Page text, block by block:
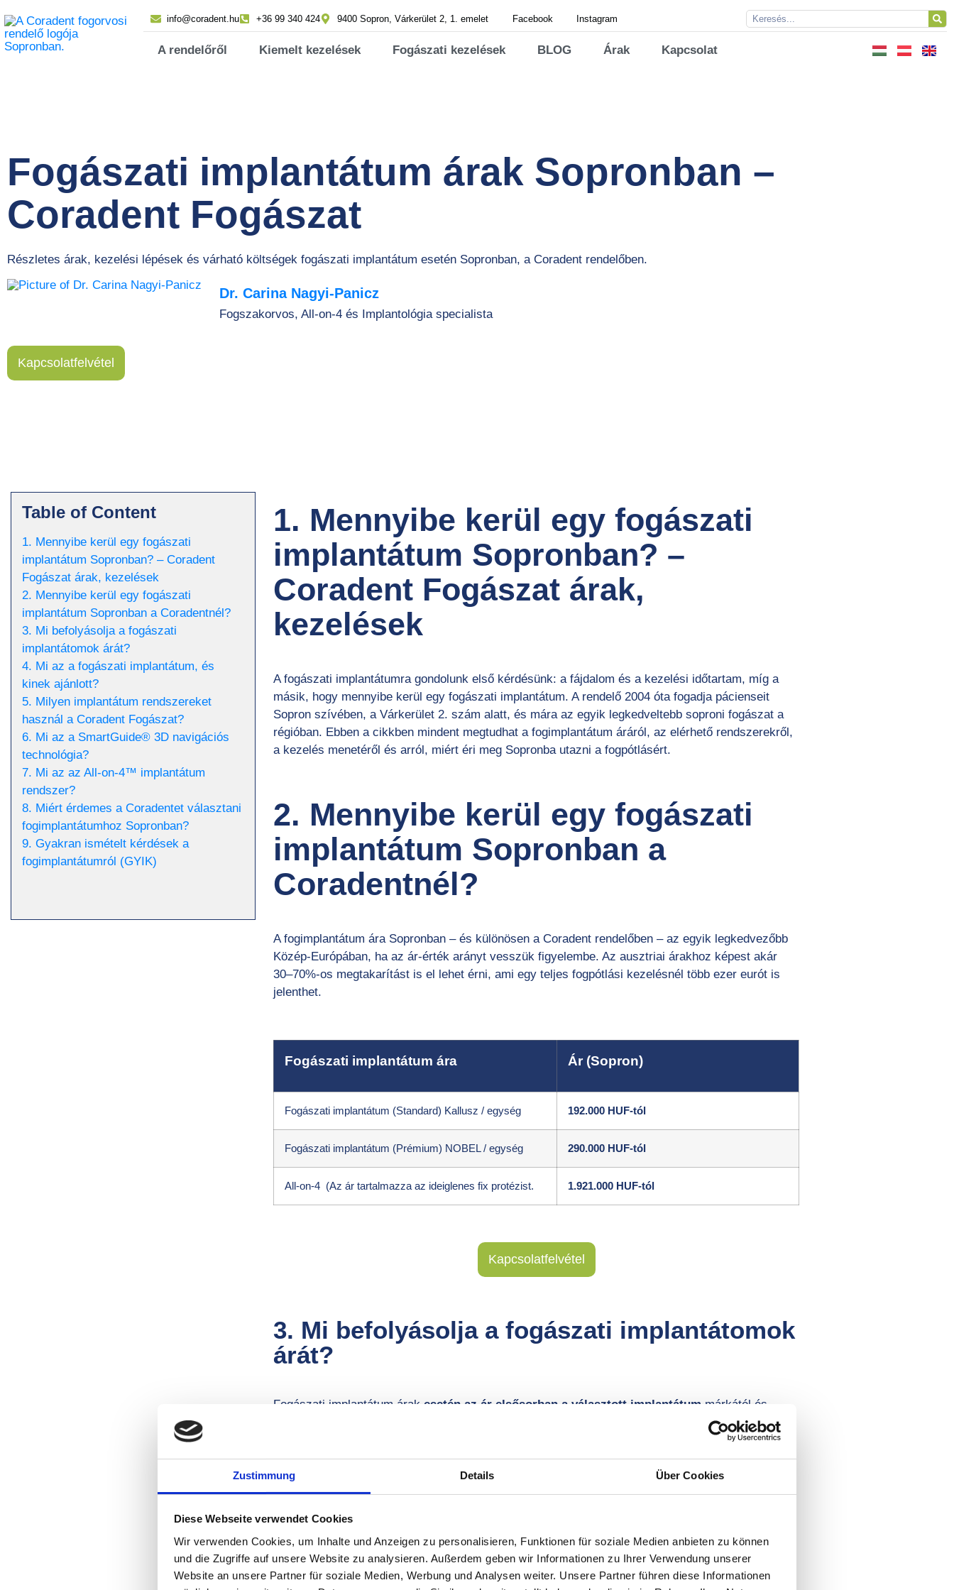
Zustimmung Details Über Cookies
Diese Webseite verwendet Cookies
Wir verwenden Cookies, um Inhalte und Anzeigen zu personalisieren, Funktionen für soziale Medien anbieten zu können
und die Zugriffe auf unsere Website zu analysieren. Außerdem geben wir Informationen zu Ihrer Verwendung unserer
Website an unsere Partner für soziale Medien, Werbung und Analysen weiter. Unsere Partner führen diese Informationen
info@coradent.hu +36 99 340 424 9400 Sopron, Várkerület 2, 1. emelet Facebook Instagram
A rendelőről Kiemelt kezelések Fogászati kezelések BLOG Árak Kapcsolat
Fogászati implantátum árak Sopronban –
Coradent Fogászat
Részletes árak, kezelési lépések és várható költségek fogászati implantátum esetén Sopronban, a Coradent rendelőben.
Dr. Carina Nagyi-Panicz
Fogszakorvos, All-on-4 és Implantológia specialista
Kapcsolatfelvétel
Table of Content
1. Mennyibe kerül egy fogászati
implantátum Sopronban? – Coradent
Fogászat árak, kezelések
2. Mennyibe kerül egy fogászati
implantátum Sopronban a Coradentnél?
3. Mi befolyásolja a fogászati
implantátomok árát?
4. Mi az a fogászati implantátum, és
kinek ajánlott?
5. Milyen implantátum rendszereket
használ a Coradent Fogászat?
6. Mi az a SmartGuide® 3D navigációs
technológia?
7. Mi az az All-on-4™ implantátum
rendszer?
8. Miért érdemes a Coradentet választani
fogimplantátumhoz Sopronban?
9. Gyakran ismételt kérdések a
fogimplantátumról (GYIK)
1. Mennyibe kerül egy fogászati
implantátum Sopronban? –
Coradent Fogászat árak,
kezelések
A fogászati implantátumra gondolunk első kérdésünk: a fájdalom és a kezelési időtartam, míg a
másik, hogy mennyibe kerül egy fogászati implantátum. A rendelő 2004 óta fogadja pácienseit
Sopron szívében, a Várkerület 2. szám alatt, és mára az egyik legkedveltebb soproni fogászat a
régióban. Ebben a cikkben mindent megtudhat a fogimplantátum áráról, az elérhető rendszerekről,
a kezelés menetéről és arról, miért éri meg Sopronba utazni a fogpótlásért.
2. Mennyibe kerül egy fogászati
implantátum Sopronban a
Coradentnél?
A fogimplantátum ára Sopronban – és különösen a Coradent rendelőben – az egyik legkedvezőbb
Közép-Európában, ha az ár-érték arányt vesszük figyelembe. Az ausztriai árakhoz képest akár
30–70%-os megtakarítást is el lehet érni, ami egy teljes fogpótlási kezelésnél több ezer eurót is
jelenthet.
Fogászati implantátum ára Ár (Sopron)
Fogászati implantátum (Standard) Kallusz / egység 192.000 HUF-tól
Fogászati implantátum (Prémium) NOBEL / egység 290.000 HUF-tól
All-on-4 (Az ár tartalmazza az ideiglenes fix protézist. 1.921.000 HUF-tól
Kapcsolatfelvétel
3. Mi befolyásolja a fogászati implantátomok
árát?
Fogászati implantátum árakesetén az ár elsősorban a választott implantátum márkától és
rendszertől függ (pl. Nobel Biocare®), továbbá meghatározó az állcsont állapota – ha
csontpótlásra van szükség, az jelentősen emeli a végösszeget –, a felhasznált navigációs
technológia (pl. SmartGuide® 3D), akoronatípus, amelyet az implantátumra helyeznek, valamint
az, hogy egyszeri fogpótlásról vagy teljes szájrehabilitációról (pl. All-on-4™) van-e szó.
Kapcsolatfelvétel